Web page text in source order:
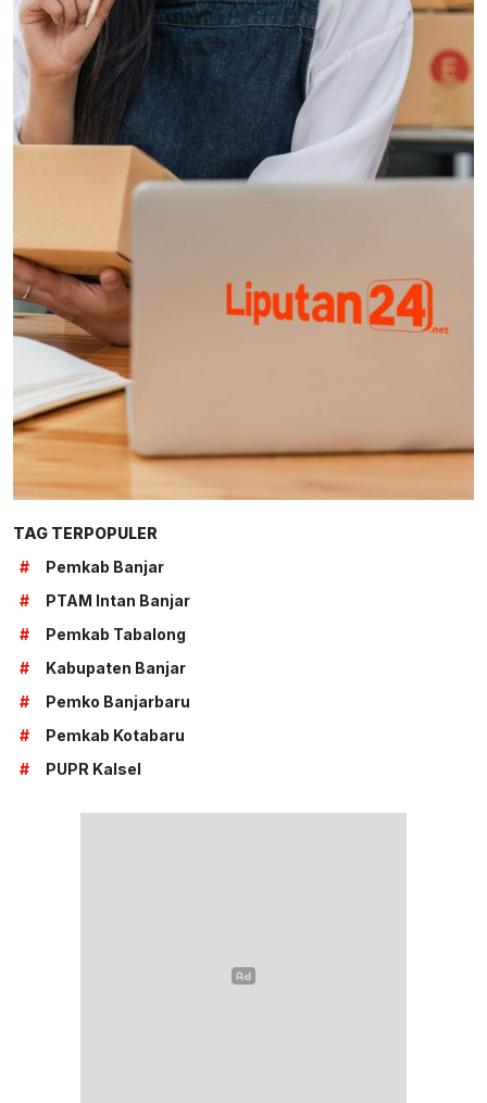
TAG TERPOPULER
#
Pemkab Banjar
#
PTAM Intan Banjar
#
Pemkab Tabalong
#
Kabupaten Banjar
#
Pemko Banjarbaru
#
Pemkab Kotabaru
#
PUPR Kalsel